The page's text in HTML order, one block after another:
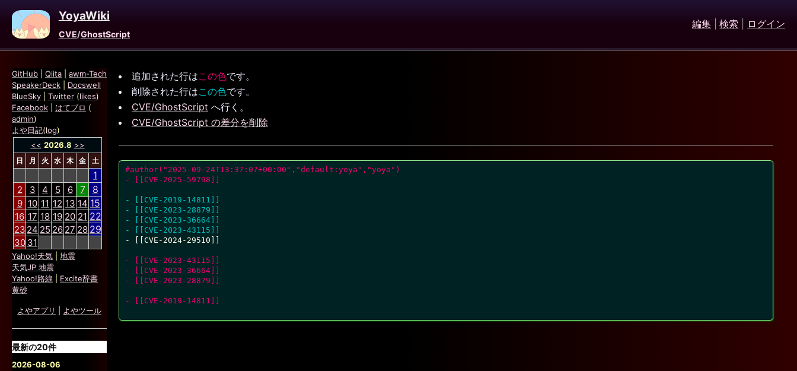
YoyaWiki
CVE/GhostScript
編集 検索 ログイン
追加された行はこの色です。
削除された行はこの色です。
CVE/GhostScript へ行く。
CVE/GhostScript の差分を削除
#author("2025-09-24T13:37:07+00:00","default:yoya","yoya")
- [[CVE-2025-59798]]
- [[CVE-2019-14811]]
- [[CVE-2023-28879]]
- [[CVE-2023-36664]]
- [[CVE-2023-43115]]
- [[CVE-2024-29510]]
- [[CVE-2023-43115]]
- [[CVE-2023-36664]]
- [[CVE-2023-28879]]
- [[CVE-2019-14811]]
GitHub Qiita
awm-Tech
SpeakerDeck
Docswell
BlueSky
Twitter (likes)
Facebook
はてブロ (
admin)
よや日記(log)
<< 2026.8 >>
日 月 火 水 木 金 土
1
2 3 4 5 6 7 8
9 10 11 12 13 14 15
16 17 18 19 20 21 22
23 24 25 26 27 28 29
30 31
Yahoo!天気
地震
天気JP 地震
Yahoo!路線
Excite辞書
黄砂
よやアプリ よやツール
最新の20件
2026-08-06